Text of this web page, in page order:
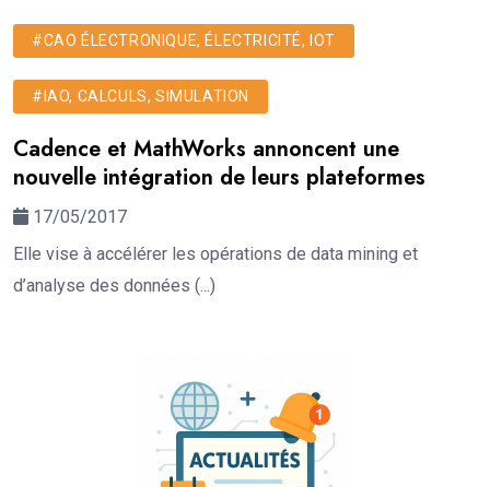
#CAO ÉLECTRONIQUE, ÉLECTRICITÉ, IOT
#IAO, CALCULS, SIMULATION
Cadence et MathWorks annoncent une
nouvelle intégration de leurs plateformes
17/05/2017
Elle vise à accélérer les opérations de data mining et
d’analyse des données (...)